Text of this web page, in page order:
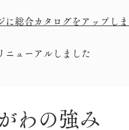
総合カタログをアップし
ューアルしました
わの強み